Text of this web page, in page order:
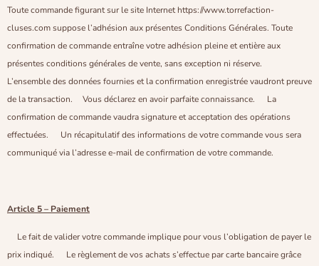
Toute commande figurant sur le site Internet https://www.torrefaction-
cluses.com suppose l’adhésion aux présentes Conditions Générales. Toute
confirmation de commande entraîne votre adhésion pleine et entière aux
présentes conditions générales de vente, sans exception ni réserve.
L’ensemble des données fournies et la confirmation enregistrée vaudront preuve
de la transaction. Vous déclarez en avoir parfaite connaissance. La
confirmation de commande vaudra signature et acceptation des opérations
effectuées. Un récapitulatif des informations de votre commande vous sera
communiqué via l’adresse e-mail de confirmation de votre commande.
Article 5 – Paiement
Le fait de valider votre commande implique pour vous l’obligation de payer le
prix indiqué. Le règlement de vos achats s’effectue par carte bancaire grâce